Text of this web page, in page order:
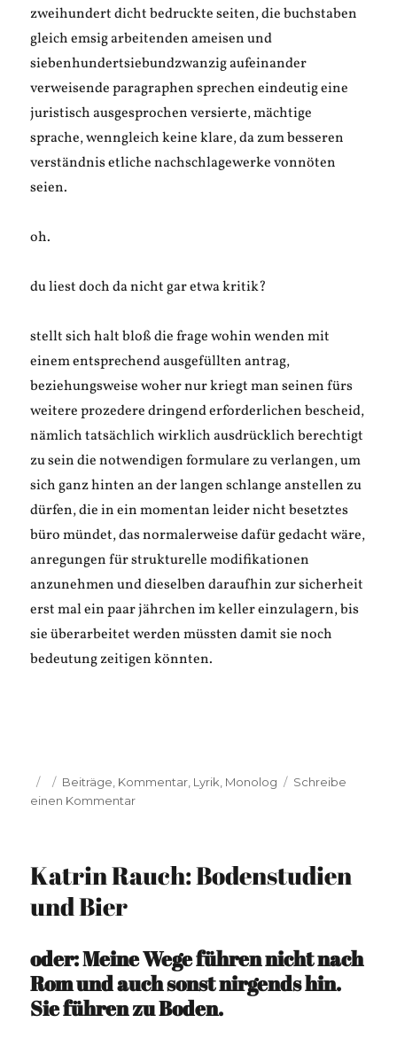
zweihundert dicht bedruckte seiten, die buchstaben
gleich emsig arbeitenden ameisen und
siebenhundertsiebundzwanzig aufeinander
verweisende paragraphen sprechen eindeutig eine
juristisch ausgesprochen versierte, mächtige
sprache, wenngleich keine klare, da zum besseren
verständnis etliche nachschlagewerke vonnöten
seien.
oh.
du liest doch da nicht gar etwa kritik?
stellt sich halt bloß die frage wohin wenden mit
einem entsprechend ausgefüllten antrag,
beziehungsweise woher nur kriegt man seinen fürs
weitere prozedere dringend erforderlichen bescheid,
nämlich tatsächlich wirklich ausdrücklich berechtigt
zu sein die notwendigen formulare zu verlangen, um
sich ganz hinten an der langen schlange anstellen zu
dürfen, die in ein momentan leider nicht besetztes
büro mündet, das normalerweise dafür gedacht wäre,
anregungen für strukturelle modifikationen
anzunehmen und dieselben daraufhin zur sicherheit
erst mal ein paar jährchen im keller einzulagern, bis
sie überarbeitet werden müssten damit sie noch
bedeutung zeitigen könnten.
Veröffentlicht
am
Kategorien
Beiträge Kommentar Lyrik Monolog
Schreibe
einen Kommentarzu
Katrin Rauch: Bodenstudien
und Bier
oder: Meine Wege führen nicht nach
Rom und auch sonst nirgends hin.
Sie führen zu Boden.